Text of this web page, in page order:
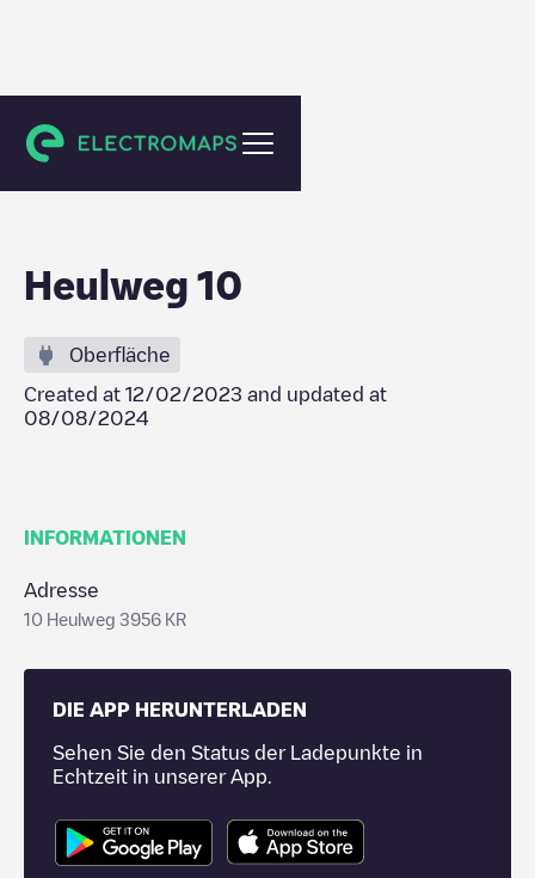
Leersum
Heulweg 10
Oberfläche
Created at 12/02/2023 and updated at
08/08/2024
INFORMATIONEN
Adresse
10 Heulweg 3956 KR
DIE APP HERUNTERLADEN
Sehen Sie den Status der Ladepunkte in
Echtzeit in unserer App.